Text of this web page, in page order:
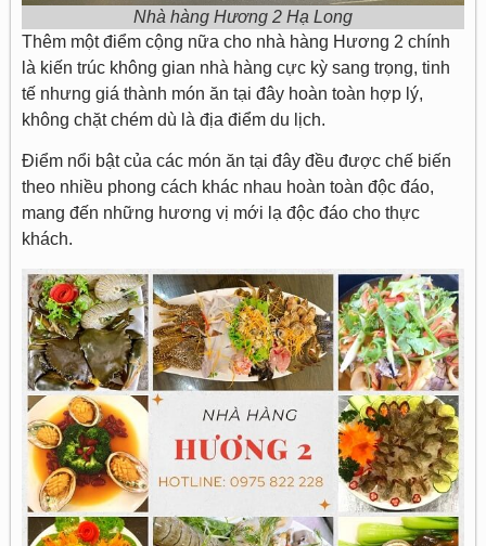
Nhà hàng Hương 2 Hạ Long
Thêm một điểm cộng nữa cho nhà hàng Hương 2 chính
là kiến trúc không gian nhà hàng cực kỳ sang trọng, tinh
tế nhưng giá thành món ăn tại đây hoàn toàn hợp lý,
không chặt chém dù là địa điểm du lịch.
Điểm nổi bật của các món ăn tại đây đều được chế biến
theo nhiều phong cách khác nhau hoàn toàn độc đáo,
mang đến những hương vị mới lạ độc đáo cho thực
khách.